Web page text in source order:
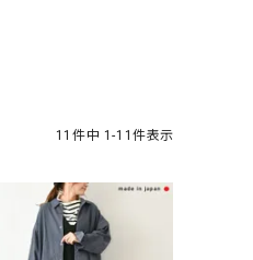
10t'ena (トテナ)
Johnbull（ジョンブル）
11 件中 1-11件表示